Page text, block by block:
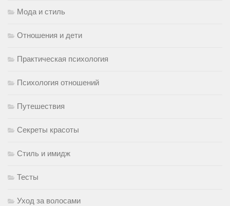
Мода и стиль
Отношения и дети
Практическая психология
Психология отношений
Путешествия
Секреты красоты
Стиль и имидж
Тесты
Уход за волосами